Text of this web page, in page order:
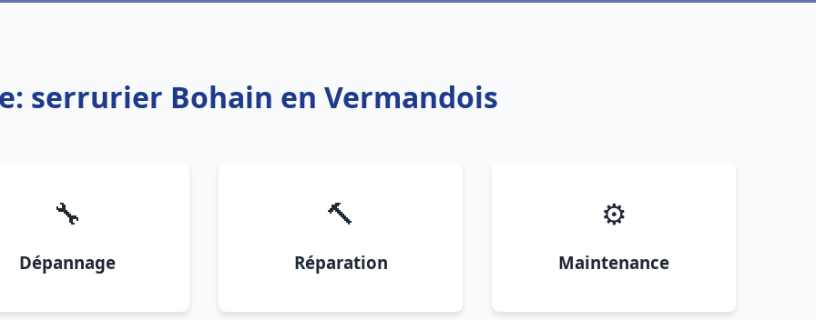
serrurier Bohain en Vermandois
🔧
Dépannage
🔨
Réparation
⚙️
Maintenance